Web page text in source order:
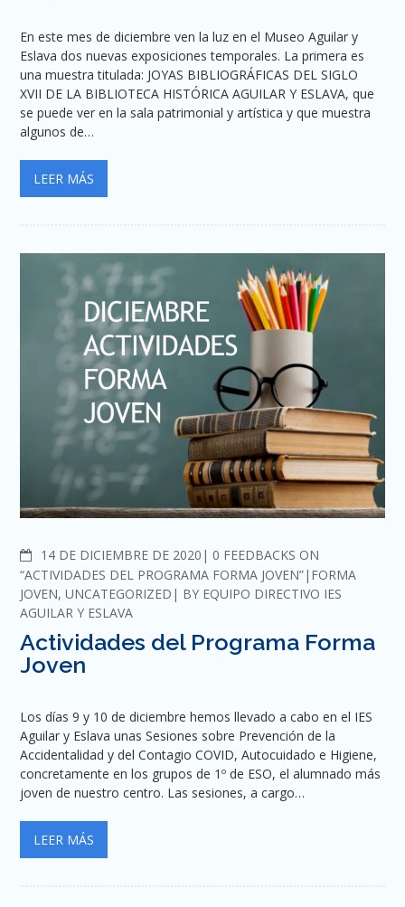
En este mes de diciembre ven la luz en el Museo Aguilar y
Eslava dos nuevas exposiciones temporales. La primera es
una muestra titulada: JOYAS BIBLIOGRÁFICAS DEL SIGLO
XVII DE LA BIBLIOTECA HISTÓRICA AGUILAR Y ESLAVA, que
se puede ver en la sala patrimonial y artística y que muestra
algunos de…
LEER MÁS
14 DE DICIEMBRE DE 2020 COMMENTS
0 FEEDBACKS ON
“ACTIVIDADES DEL PROGRAMA FORMA JOVEN” FORMA
JOVEN,UNCATEGORIZED BY EQUIPO DIRECTIVO IES
AGUILAR Y ESLAVA
Actividades del Programa Forma
Joven
Los días 9 y 10 de diciembre hemos llevado a cabo en el IES
Aguilar y Eslava unas Sesiones sobre Prevención de la
Accidentalidad y del Contagio COVID, Autocuidado e Higiene,
concretamente en los grupos de 1º de ESO, el alumnado más
joven de nuestro centro. Las sesiones, a cargo…
LEER MÁS